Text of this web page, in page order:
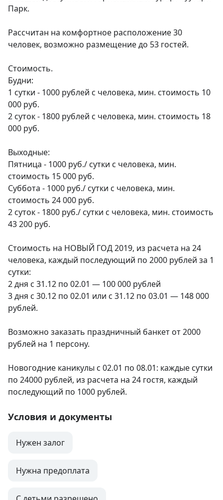
Парк.
Рассчитан на комфортное расположение 30
человек, возможно размещение до 53 гостей.
Стоимость.
Будни:
1 сутки - 1000 рублей с человека, мин. стоимость 10
000 руб.
2 суток - 1800 рублей с человека, мин. стоимость 18
000 руб.
Выходные:
Пятница - 1000 руб./ сутки с человека, мин.
стоимость 15 000 руб.
Суббота - 1000 руб./ сутки с человека, мин.
стоимость 24 000 руб.
2 суток - 1800 руб./ сутки с человека, мин. стоимость
43 200 руб.
Стоимость на НОВЫЙ ГОД 2019, из расчета на 24
человека, каждый последующий по 2000 рублей за 1
сутки:
2 дня с 31.12 по 02.01 — 100 000 рублей
3 дня с 30.12 по 02.01 или с 31.12 по 03.01 — 148 000
рублей.
Возможно заказать праздничный банкет от 2000
рублей на 1 персону.
Новогодние каникулы с 02.01 по 08.01: каждые сутки
по 24000 рублей, из расчета на 24 гостя, каждый
последующий по 1000 рублей.
Условия и документы
Нужен залог
Нужна предоплата